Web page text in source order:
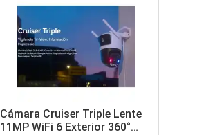
Cámara Cruiser Triple Lente
11MP WiFi 6 Exterior 360°